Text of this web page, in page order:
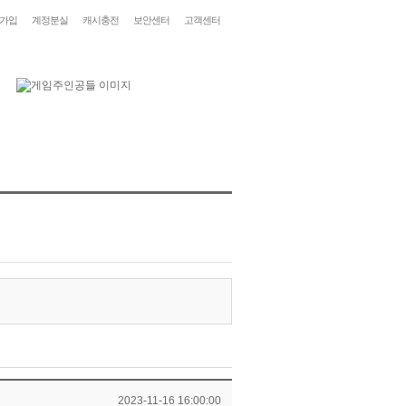
입 계정분실 캐시충전 보안센터 고객센터
2023-11-16 16:00:00